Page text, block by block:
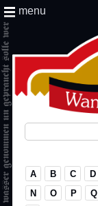
menu
A B C D
N
O P Q